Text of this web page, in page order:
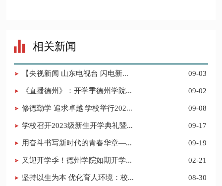
相关新闻
【央视新闻 山东电视台 闪电新... 09-03
《直播德州》：开学季德州学院... 09-02
修德勤学 追求卓越|学校举行202... 09-08
学校召开2023级新生开学典礼暨... 09-17
用奋斗书写新时代的青春华章—... 09-19
又迎开学季！德州学院如期开学... 02-21
坚持以生为本 优化育人环境：校... 08-30